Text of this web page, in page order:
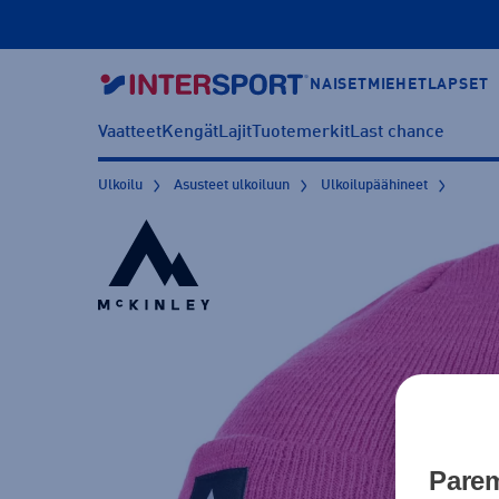
NAISET MIEHET LAPSET
VaatteetKengätLajitTuotemerkitLast chance
Ulkoilu Asusteet ulkoiluun Ulkoilupäähineet